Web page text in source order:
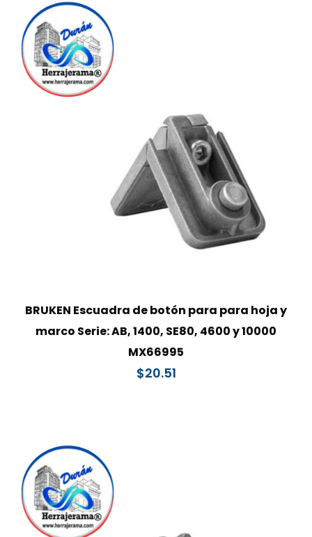
BRUKEN Escuadra de botón para para hoja y
marco Serie: AB, 1400, SE80, 4600 y 10000
MX66995
$20.51